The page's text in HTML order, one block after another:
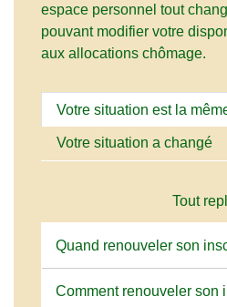
espace personnel tout
pouvant modifier votre
aux allocations chômage.
Votre situation est la
Votre situation a changé
Tout
Quand renouveler son
Comment renouveler son